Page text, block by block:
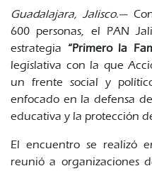
Guadalajara, Jalisco.—
600 personas, el PAN
estrategia “Primero la
legislativa con la que
un frente social y
enfocado en la defensa
educativa y la protección
El encuentro se realizó
reunió a organizaciones